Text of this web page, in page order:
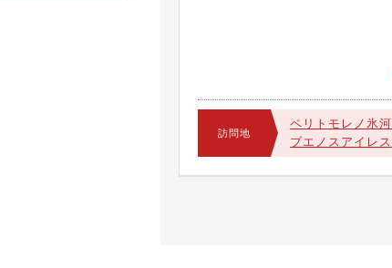
訪問地
ペリトモレノ氷河
ブエノスアイレス